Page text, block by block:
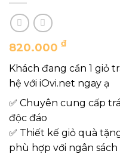
820.000 ₫
Khách đang cần 1 giỏ
hệ với iOvi.net ngay ạ
✅ Chuyên cung cấp
độc đáo
✅ Thiết kế giỏ quà
phù hợp với ngân